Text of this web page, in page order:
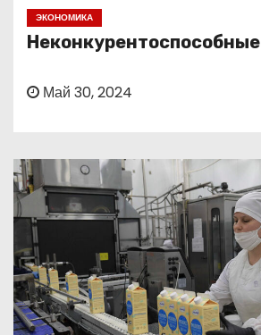
ЭКОНОМИКА
Неконкурентоспособные
Май 30, 2024